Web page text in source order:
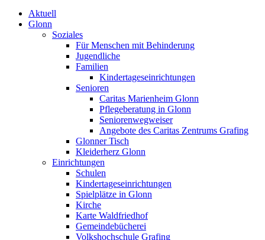
Markt Glonn
Aktuell
Glonn
Soziales
Für Menschen mit Behinderung
Jugendliche
Familien
Kindertageseinrichtungen
Senioren
Caritas Marienheim Glonn
Pflegeberatung in Glonn
Seniorenwegweiser
Angebote des Caritas Zentrums Grafing
Glonner Tisch
Kleiderherz Glonn
Einrichtungen
Schulen
Kindertageseinrichtungen
Spielplätze in Glonn
Kirche
Karte Waldfriedhof
Gemeindebücherei
Volkshochschule Grafing